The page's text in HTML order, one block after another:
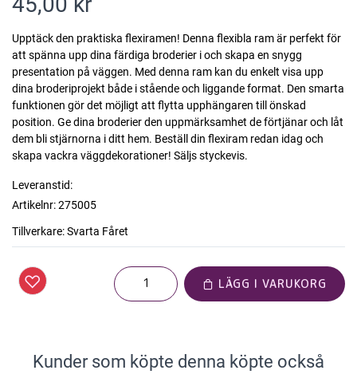
Upptäck den praktiska flexiramen! Denna flexibla ram är perfekt för
att spänna upp dina färdiga broderier i och skapa en snygg
presentation på väggen. Med denna ram kan du enkelt visa upp
dina broderiprojekt både i stående och liggande format. Den smarta
funktionen gör det möjligt att flytta upphängaren till önskad
position. Ge dina broderier den uppmärksamhet de förtjänar och låt
dem bli stjärnorna i ditt hem. Beställ din flexiram redan idag och
skapa vackra väggdekorationer! Säljs styckevis.
Leveranstid:
Artikelnr:275005
Tillverkare:Svarta Fåret
LÄGG I VARUKORG
Kunder som köpte denna köpte också